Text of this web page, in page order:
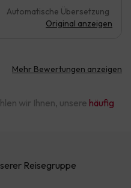
Automatische Übersetzung
Original anzeigen
Mehr Bewertungen anzeigen
wir Ihnen, unsere häufig
Reisegruppe